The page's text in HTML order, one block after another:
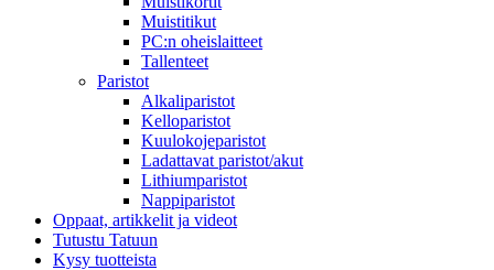
Muistitikut
PC:n oheislaitteet
Tallenteet
Paristot
Alkaliparistot
Kelloparistot
Kuulokojeparistot
Ladattavat paristot/akut
Lithiumparistot
Nappiparistot
Oppaat, artikkelit ja videot
Tutustu Tatuun
Kysy tuotteista